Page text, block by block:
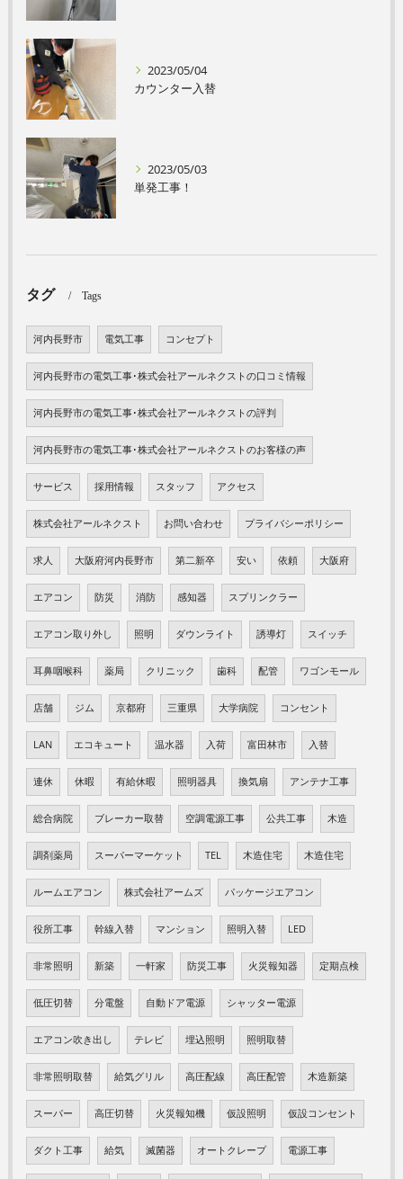
2023/05/04
カウンター入替
2023/05/03
単発工事！
タグ Tags
河内長野市 電気工事 コンセプト
河内長野市の電気工事･株式会社アールネクストの口コミ情報
河内長野市の電気工事･株式会社アールネクストの評判
河内長野市の電気工事･株式会社アールネクストのお客様の声
サービス 採用情報 スタッフ アクセス
株式会社アールネクスト お問い合わせ プライバシーポリシー
求人 大阪府河内長野市 第二新卒 安い 依頼 大阪府
エアコン 防災 消防 感知器 スプリンクラー
エアコン取り外し 照明 ダウンライト 誘導灯 スイッチ
耳鼻咽喉科 薬局 クリニック 歯科 配管 ワゴンモール
店舗 ジム 京都府 三重県 大学病院 コンセント
LAN エコキュート 温水器 入荷 富田林市 入替
連休 休暇 有給休暇 照明器具 換気扇 アンテナ工事
総合病院 ブレーカー取替 空調電源工事 公共工事 木造
調剤薬局 スーパーマーケット TEL 木造住宅 木造住宅
ルームエアコン 株式会社アームズ パッケージエアコン
役所工事 幹線入替 マンション 照明入替 LED
非常照明 新築 一軒家 防災工事 火災報知器 定期点検
低圧切替 分電盤 自動ドア電源 シャッター電源
エアコン吹き出し テレビ 埋込照明 照明取替
非常照明取替 給気グリル 高圧配線 高圧配管 木造新築
スーパー 高圧切替 火災報知機 仮設照明 仮設コンセント
ダクト工事 給気 滅菌器 オートクレープ 電源工事